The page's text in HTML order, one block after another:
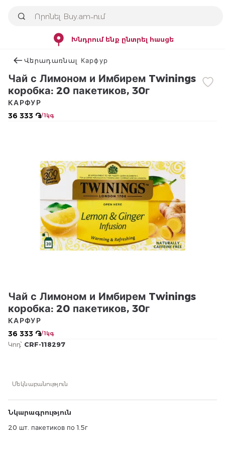
Խնդրում ենք ընտրել հասցե
Վերադառնալ Карфур
Чай с Лимоном и Имбирем Twinings
коробка: 20 пакетиков, 30г
36 333 ֏/ 1կգ
КАРФУР
Чай с Лимоном и Имбирем Twinings
коробка: 20 пакетиков, 30г
36 333 ֏/ 1կգ
КАРФУР
Կոդ՝ CRF-118297
Մեկնաբանություն
Նկարագրություն
20 шт. пакетиков по 1.5г